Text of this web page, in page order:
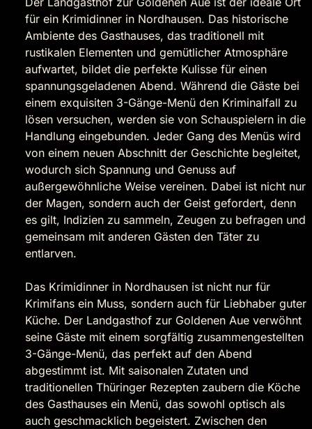
für ein Krimidinner in Nordhausen. Das historische
Ambiente des Gasthauses, das traditionell mit
rustikalen Elementen und gemütlicher Atmosphäre
aufwartet, bildet die perfekte Kulisse für einen
spannungsgeladenen Abend. Während die Gäste bei
einem exquisiten 3-Gänge-Menü den Kriminalfall zu
lösen versuchen, werden sie von Schauspielern in die
Handlung eingebunden. Jeder Gang des Menüs wird
von einem neuen Abschnitt der Geschichte begleitet,
wodurch sich Spannung und Genuss auf
außergewöhnliche Weise vereinen. Dabei ist nicht nur
der Magen, sondern auch der Geist gefordert, denn
es gilt, Indizien zu sammeln, Zeugen zu befragen und
gemeinsam mit anderen Gästen den Täter zu
entlarven.
Das Krimidinner in Nordhausen ist nicht nur für
Krimifans ein Muss, sondern auch für Liebhaber guter
Küche. Der Landgasthof zur Goldenen Aue verwöhnt
seine Gäste mit einem sorgfältig zusammengestellten
3-Gänge-Menü, das perfekt auf den Abend
abgestimmt ist. Mit saisonalen Zutaten und
traditionellen Thüringer Rezepten zaubern die Köche
des Gasthauses ein Menü, das sowohl optisch als
auch geschmacklich begeistert. Zwischen den